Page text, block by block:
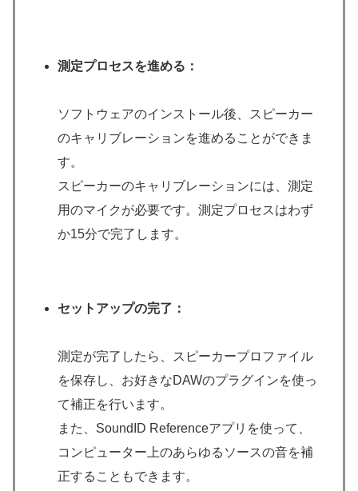
測定プロセスを進める：
ソフトウェアのインストール後、スピーカー
のキャリブレーションを進めることができま
す。
スピーカーのキャリブレーションには、測定
用のマイクが必要です。測定プロセスはわず
か15分で完了します。
セットアップの完了：
測定が完了したら、スピーカープロファイル
を保存し、お好きなDAWのプラグインを使っ
て補正を行います。
また、SoundID Referenceアプリを使って、
コンピューター上のあらゆるソースの音を補
正することもできます。